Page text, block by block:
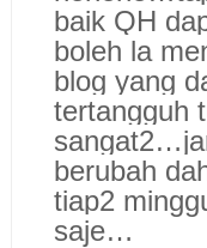
baik QH
boleh la
blog yang
berubah
tiap2
saje…